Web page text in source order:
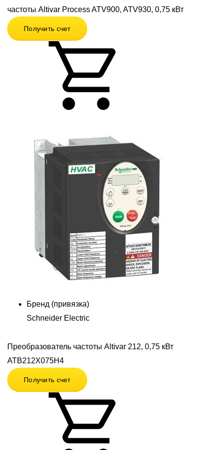
частоты Altivar Process ATV900, ATV930, 0,75 кВт
Получить счет
Бренд (привязка)
Schneider Electric
Преобразователь частоты Altivar 212, 0,75 кВт
АТВ212Х075Н4
Получить счет